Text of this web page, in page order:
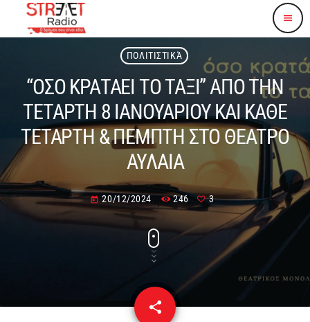
menu
ΠΟΛΙΤΙΣΤΙΚΆ
“ΟΣΟ ΚΡΑΤΑΕΙ ΤΟ ΤΑΞΙ” ΑΠΟ ΤΗΝ
ΤΕΤΑΡΤΗ 8 ΙΑΝΟΥΑΡΙΟΥ ΚΑΙ ΚΑΘΕ
ΤΕΤΑΡΤΗ & ΠΕΜΠΤΗ ΣΤΟ ΘΕΑΤΡΟ
ΑΥΛΑΙΑ
today 20/12/2024 246 3
share
email